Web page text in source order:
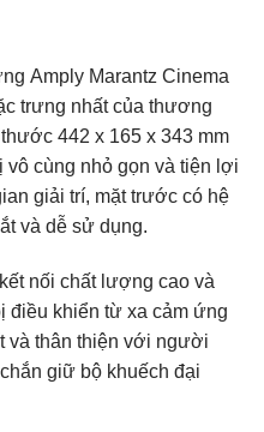
Amply Marantz Cinema
trưng nhất của thương
442 x 165 x 343 mm
cùng nhỏ gọn và tiện lợi
giải trí, mặt trước có hệ
và dễ sử dụng.
nối chất lượng cao và
điều khiển từ xa cảm ứng
và thân thiện với người
giữ bộ khuếch đại